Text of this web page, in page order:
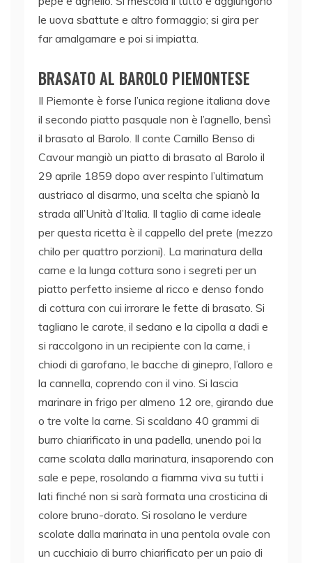
le uova sbattute e altro formaggio; si gira per
far amalgamare e poi si impiatta.
BRASATO AL BAROLO PIEMONTESE
Il Piemonte è forse l’unica regione italiana dove
il secondo piatto pasquale non è l’agnello, bensì
il brasato al Barolo. Il conte Camillo Benso di
Cavour mangiò un piatto di brasato al Barolo il
29 aprile 1859 dopo aver respinto l’ultimatum
austriaco al disarmo, una scelta che spianò la
strada all’Unità d’Italia. Il taglio di carne ideale
per questa ricetta è il cappello del prete (mezzo
chilo per quattro porzioni). La marinatura della
carne e la lunga cottura sono i segreti per un
piatto perfetto insieme al ricco e denso fondo
di cottura con cui irrorare le fette di brasato. Si
tagliano le carote, il sedano e la cipolla a dadi e
si raccolgono in un recipiente con la carne, i
chiodi di garofano, le bacche di ginepro, l’alloro e
la cannella, coprendo con il vino. Si lascia
marinare in frigo per almeno 12 ore, girando due
o tre volte la carne. Si scaldano 40 grammi di
burro chiarificato in una padella, unendo poi la
carne scolata dalla marinatura, insaporendo con
sale e pepe, rosolando a fiamma viva su tutti i
lati finché non si sarà formata una crosticina di
colore bruno-dorato. Si rosolano le verdure
scolate dalla marinata in una pentola ovale con
un cucchiaio di burro chiarificato per un paio di